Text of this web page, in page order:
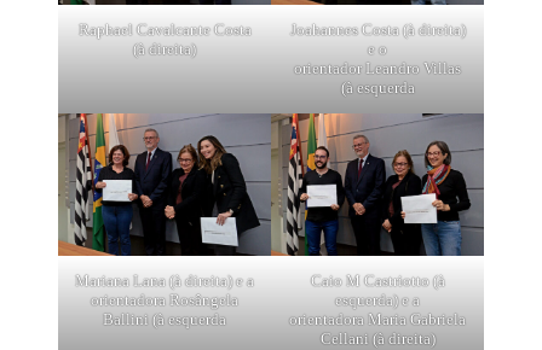
Raphael Cavalcante Costa
(à direita)
Joahannes Costa (à direita)
e o
orientador Leandro Villas
(à esquerda
Mariana Lana (à direita) e a
orientadora Rosângela
Ballini (à esquerda
Caio M Castriotto (à
esquerda) e a
orientadora Maria Gabriela
Cellani (à direita)